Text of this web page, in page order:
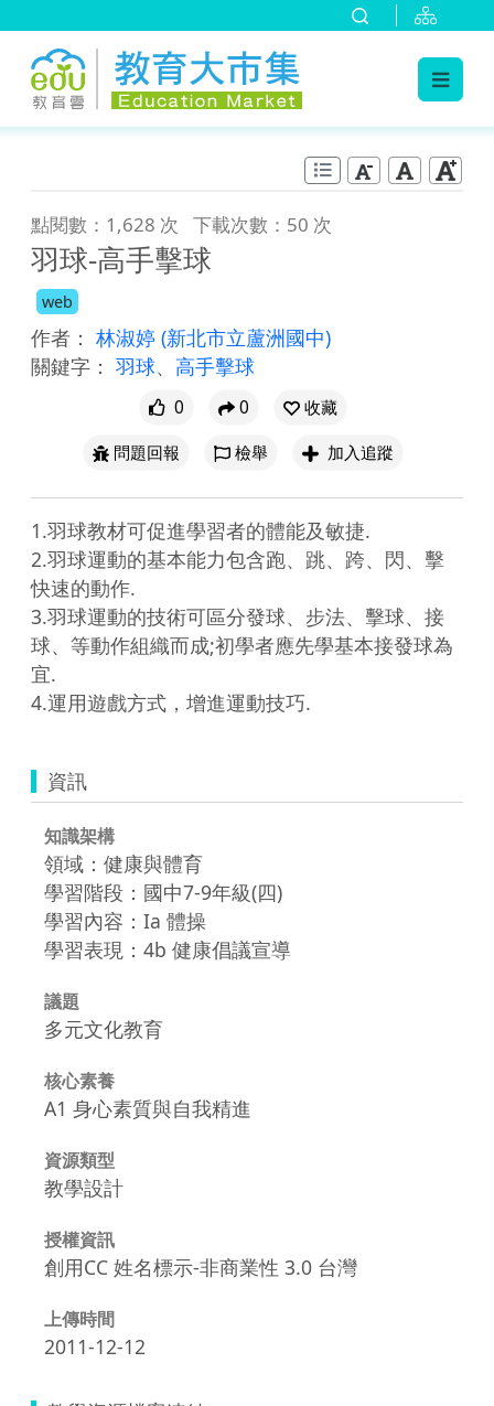
點閱數：1,628 次 下載次數：50 次
羽球-高手擊球
web
作者： 林淑婷 (新北市立蘆洲國中)
關鍵字： 羽球、 高手擊球
0 0
收藏
問題回報
檢舉 加入追蹤
1.羽球教材可促進學習者的體能及敏捷.
2.羽球運動的基本能力包含跑、跳、跨、閃、擊
快速的動作.
3.羽球運動的技術可區分發球、步法、擊球、接
球、等動作組織而成;初學者應先學基本接發球為
宜.
資訊
知識架構
領域：健康與體育
學習階段：國中7-9年級(四)
學習內容：Ia 體操
學習表現：4b 健康倡議宣導
議題
多元文化教育
核心素養
A1 身心素質與自我精進
資源類型
教學設計
授權資訊
創用CC 姓名標示-非商業性 3.0 台灣
上傳時間
2011-12-12